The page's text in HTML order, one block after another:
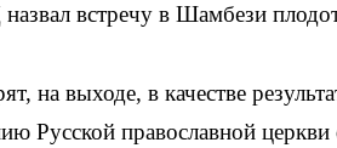
встречу в Шамбези
на выходе, в качестве
Русской православной